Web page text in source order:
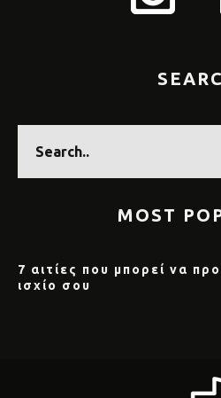
MOST
7 αιτίες που μπορεί να
ισχίο σου